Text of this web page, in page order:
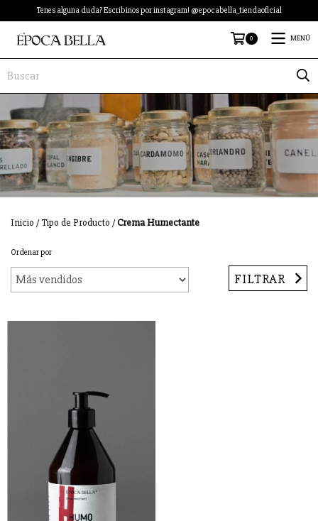
Tenes alguna duda? Escribinos por instagram! @epocabella_tiendaoficial
0 MENÚ
Inicio /Tipo de Producto /Crema Humectante
Ordenar por
FILTRAR